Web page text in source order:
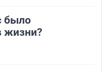
было
жизни?